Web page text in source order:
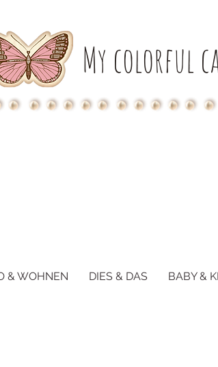
My colorful
& WOHNEN DIES & DAS BABY &